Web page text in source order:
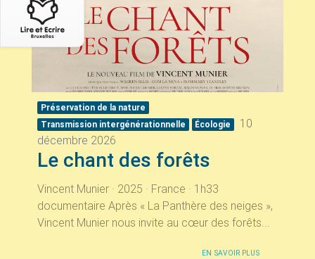
Préservation de la nature
Transmission intergénérationnelle
Écologie
10
décembre 2026
Le chant des forêts
Vincent Munier · 2025 · France · 1h33
documentaire Après « La Panthère des neiges »,
Vincent Munier nous invite au cœur des forêts...
EN SAVOIR PLUS